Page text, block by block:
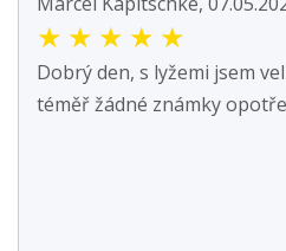
★ ★ ★ ★ ★
Dobrý den, s lyžemi jsem
téměř žádné známky